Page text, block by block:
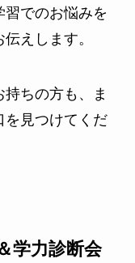
でのお悩みを
えします。
ちの方も、ま
を見つけてくだ
学力診断会